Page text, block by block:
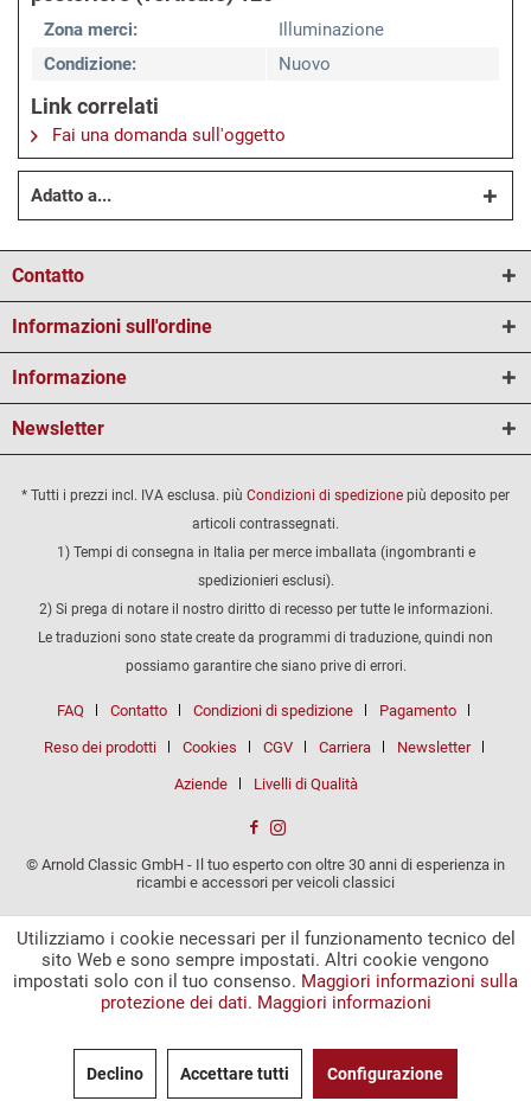
Zona merci:
Illuminazione
Condizione:
Nuovo
Link correlati
Fai una domanda sull'oggetto
Adatto a...
Contatto
Informazioni sull'ordine
Informazione
Newsletter
* Tutti i prezzi incl. IVA esclusa. più Condizioni di spedizione più deposito per
articoli contrassegnati.
1) Tempi di consegna in Italia per merce imballata (ingombranti e
spedizionieri esclusi).
2) Si prega di notare il nostro diritto di recesso per tutte le informazioni.
Le traduzioni sono state create da programmi di traduzione, quindi non
possiamo garantire che siano prive di errori.
FAQ Contatto Condizioni di spedizione Pagamento
Reso dei prodotti Cookies CGV Carriera Newsletter
Aziende Livelli di Qualità
© Arnold Classic GmbH - Il tuo esperto con oltre 30 anni di esperienza in
ricambi e accessori per veicoli classici
Utilizziamo i cookie necessari per il funzionamento tecnico del
sito Web e sono sempre impostati. Altri cookie vengono
impostati solo con il tuo consenso. Maggiori informazioni sulla
protezione dei dati. Maggiori informazioni
Declino Accettare tutti Configurazione